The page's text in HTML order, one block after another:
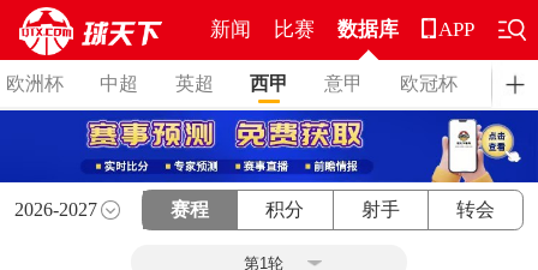
新闻 比赛 数据库
欧洲杯 中超 英超 西甲 意甲 欧冠杯 德甲
APP
2026-2027 赛程 积分 射手 转会